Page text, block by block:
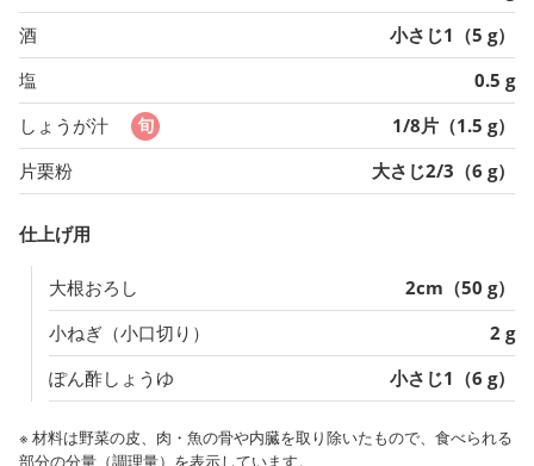
酒
小さじ1（5 g）
塩
0.5 g
しょうが汁
1/8片（1.5 g）
片栗粉
大さじ2/3（6 g）
仕上げ用
大根おろし
2cm（50 g）
小ねぎ（小口切り）
2 g
ぽん酢しょうゆ
小さじ1（6 g）
※ 材料は野菜の皮、肉・魚の骨や内臓を取り除いたもので、食べられる
部分の分量（調理量）を表示しています。